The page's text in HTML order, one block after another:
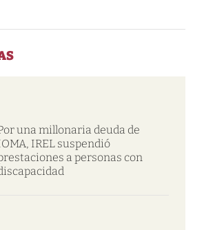
una millonaria deuda de
IREL suspendió
a personas con